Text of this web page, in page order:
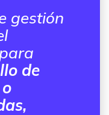
gestión
de